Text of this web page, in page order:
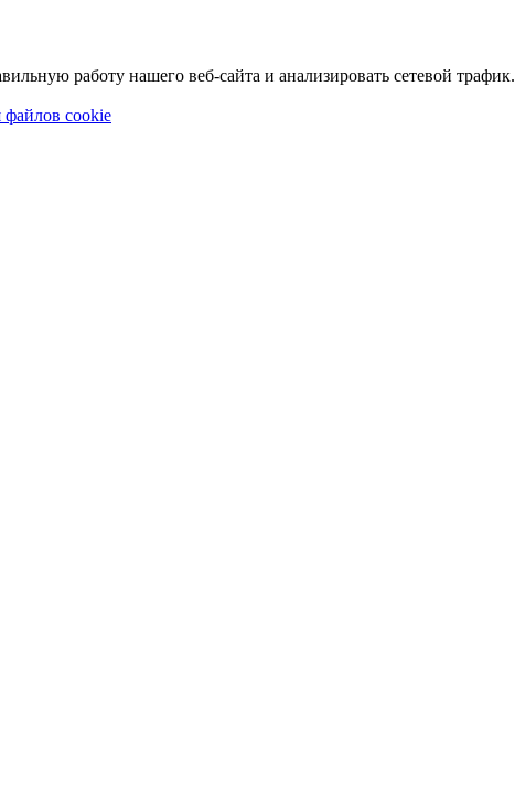
работу нашего веб-сайта и анализировать сетевой трафик.
файлов cookie